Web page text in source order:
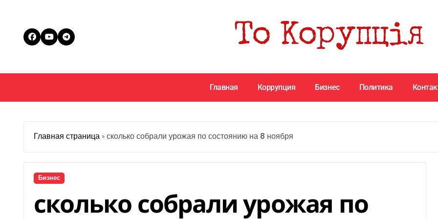
Главная Коррупция Бизнес Политика
Главная страница » сколько собрали урожая по состоянию на 8 ноября
Бизнес
сколько собрали урожая по